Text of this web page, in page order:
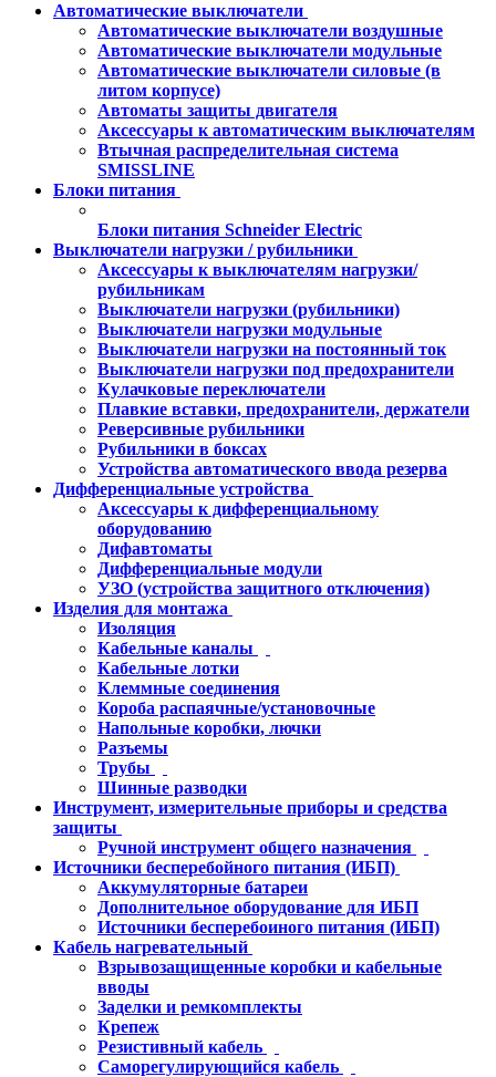
Автоматические выключатели
Автоматические выключатели воздушные
Автоматические выключатели модульные
Автоматические выключатели силовые (в
литом корпусе)
Автоматы защиты двигателя
Аксессуары к автоматическим выключателям
Втычная распределительная система
SMISSLINE
Блоки питания
Блоки питания Schneider Electric
Выключатели нагрузки / рубильники
Аксессуары к выключателям нагрузки/
рубильникам
Выключатели нагрузки (рубильники)
Выключатели нагрузки модульные
Выключатели нагрузки на постоянный ток
Выключатели нагрузки под предохранители
Кулачковые переключатели
Плавкие вставки, предохранители, держатели
Реверсивные рубильники
Рубильники в боксах
Устройства автоматического ввода резерва
Дифференциальные устройства
Аксессуары к дифференциальному
оборудованию
Дифавтоматы
Дифференциальные модули
УЗО (устройства защитного отключения)
Изделия для монтажа
Изоляция
Кабельные каналы
Кабельные лотки
Клеммные соединения
Короба распаячные/установочные
Напольные коробки, лючки
Разъемы
Трубы
Шинные разводки
Инструмент, измерительные приборы и средства
защиты
Ручной инструмент общего назначения
Источники бесперебойного питания (ИБП)
Аккумуляторные батареи
Дополнительное оборудование для ИБП
Источники бесперебоиного питания (ИБП)
Кабель нагревательный
Взрывозащищенные коробки и кабельные
вводы
Заделки и ремкомплекты
Крепеж
Резистивный кабель
Саморегулирующийся кабель